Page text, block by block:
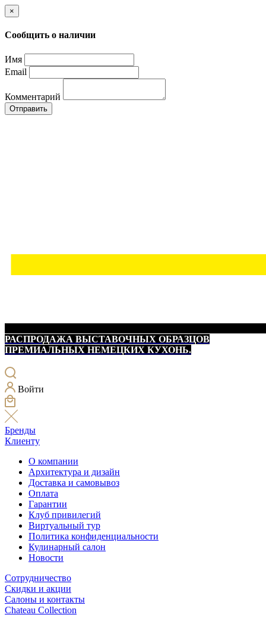
×
Сообщить о наличии
Имя
Email
Комментарий
Отправить
РАСПРОДАЖА ВЫСТАВОЧНЫХ ОБРАЗЦОВ
ПРЕМИАЛЬНЫХ НЕМЕЦКИХ КУХОНЬ.
Войти
Бренды
Клиенту
О компании
Архитектура и дизайн
Доставка и самовывоз
Оплата
Гарантии
Клуб привилегий
Виртуальный тур
Политика конфиденциальности
Кулинарный салон
Новости
Сотрудничество
Скидки и акции
Салоны и контакты
Chateau Collection